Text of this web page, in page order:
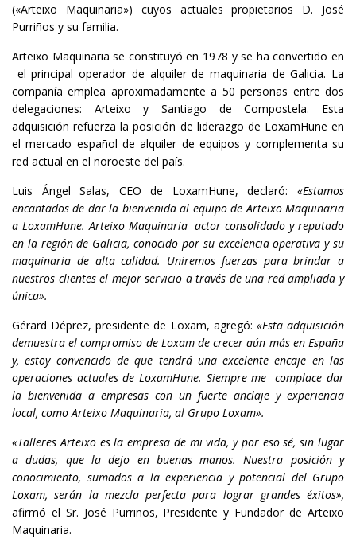
(«Arteixo Maquinaria») cuyos actuales propietarios D. José
Purriños y su familia.
Arteixo Maquinaria se constituyó en 1978 y se ha convertido en
el principal operador de alquiler de maquinaria de Galicia. La
compañía emplea aproximadamente a 50 personas entre dos
delegaciones: Arteixo y Santiago de Compostela. Esta
adquisición refuerza la posición de liderazgo de LoxamHune en
el mercado español de alquiler de equipos y complementa su
red actual en el noroeste del país.
Luis Ángel Salas, CEO de LoxamHune, declaró: «Estamos
encantados de dar la bienvenida al equipo de Arteixo Maquinaria
a LoxamHune. Arteixo Maquinaria actor consolidado y reputado
en la región de Galicia, conocido por su excelencia operativa y su
maquinaria de alta calidad. Uniremos fuerzas para brindar a
nuestros clientes el mejor servicio a través de una red ampliada y
única».
Gérard Déprez, presidente de Loxam, agregó: «Esta adquisición
demuestra el compromiso de Loxam de crecer aún más en España
y, estoy convencido de que tendrá una excelente encaje en las
operaciones actuales de LoxamHune. Siempre me complace dar
la bienvenida a empresas con un fuerte anclaje y experiencia
local, como Arteixo Maquinaria, al Grupo Loxam».
«Talleres Arteixo es la empresa de mi vida, y por eso sé, sin lugar
a dudas, que la dejo en buenas manos. Nuestra posición y
conocimiento, sumados a la experiencia y potencial del Grupo
Loxam, serán la mezcla perfecta para lograr grandes éxitos»,
afirmó el Sr. José Purriños, Presidente y Fundador de Arteixo
Maquinaria.